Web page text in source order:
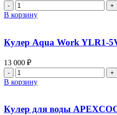
В корзину
Кулер Aqua Work YLR1-
13 000 ₽
В корзину
Кулер для воды